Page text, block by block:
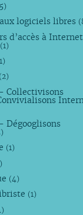
logiciels libres
d’accès à Internet
(1)
(2)
Collectivisons
Dégooglisons
(1)
(4)
(1)